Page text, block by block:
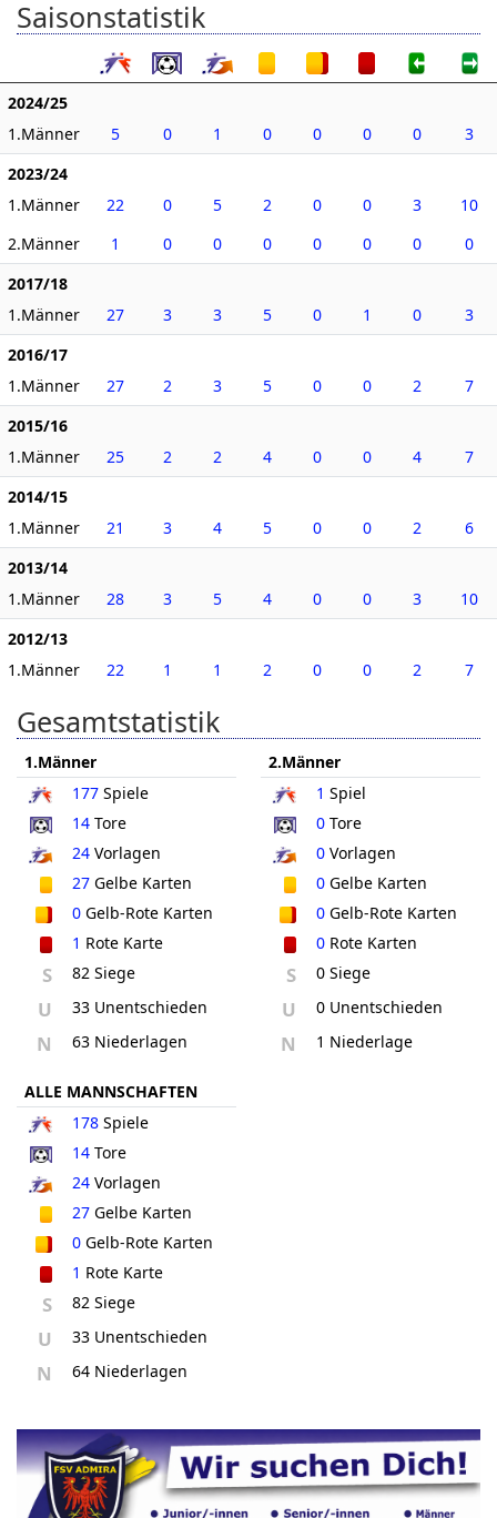
Saisonstatistik
2024/25
1.Männer
5 0 1 0 0 0 0
3
2023/24
1.Männer
22 0 5 2 0 0 3
10
2.Männer
1 0 0 0 0 0 0
0
2017/18
1.Männer
27 3 3 5 0 1 0
3
2016/17
1.Männer
27 2 3 5 0 0 2
7
2015/16
1.Männer
25 2 2 4 0 0 4
7
2014/15
1.Männer
21 3 4 5 0 0 2
6
2013/14
1.Männer
28 3 5 4 0 0 3
10
2012/13
1.Männer
22 1 1 2 0 0 2 7
Gesamtstatistik
1.Männer
177 Spiele
14 Tore
24 Vorlagen
27 Gelbe Karten
0 Gelb-Rote Karten
1 Rote Karte
S 82 Siege
U 33 Unentschieden
N 63 Niederlagen
2.Männer
1 Spiel
0Tore
0Vorlagen
0Gelbe Karten
0Gelb-Rote Karten
0Rote Karten
S 0 Siege
U 0 Unentschieden
N 1 Niederlage
ALLE MANNSCHAFTEN
178 Spiele
14 Tore
24 Vorlagen
27 Gelbe Karten
0 Gelb-Rote Karten
1 Rote Karte
S 82 Siege
U 33 Unentschieden
N 64 Niederlagen